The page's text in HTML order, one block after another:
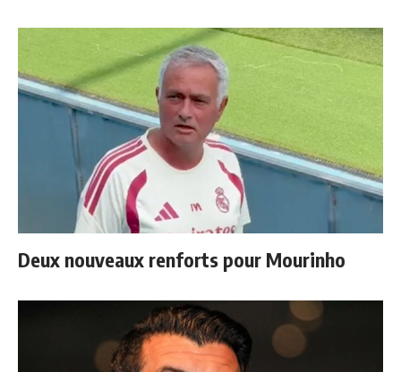
Deux nouveaux renforts pour Mourinho